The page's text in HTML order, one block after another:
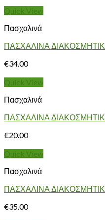
Quick View
Πασχαλινά
ΠΑΣΧΑΛΙΝΑ
€34.00
Quick View
Πασχαλινά
ΠΑΣΧΑΛΙΝΑ
€20.00
Quick View
Πασχαλινά
ΠΑΣΧΑΛΙΝΑ
€35.00